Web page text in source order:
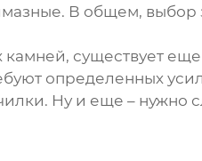
В общем, выбор
существует
определенных
Ну и еще – нужно